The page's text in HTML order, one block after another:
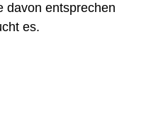
davon entsprechen
es.